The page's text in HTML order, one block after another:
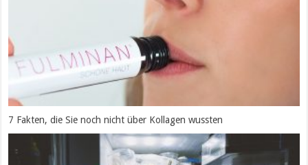
7 Fakten, die Sie noch nicht über Kollagen wussten